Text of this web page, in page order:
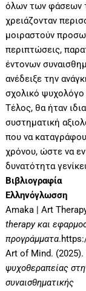
όλων των φάσεων
χρειάζονταν
μοιραστούν
περιπτώσεις,
έντονων
ανέδειξε την
σχολικό ψυχολόγο
Τέλος, θα ήταν
συστηματική
που να
χρόνου, ώστε να
δυνατότητα
Βιβλιογραφία
Ελληνόγλωσση
Amaka | Art
therapy και
προγράμματα
Art of Mind. (2025).
ψυχοθεραπείας